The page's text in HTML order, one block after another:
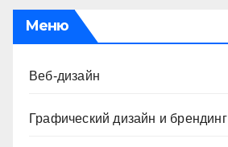
Меню
Веб-дизайн
Графический дизайн и брендинг